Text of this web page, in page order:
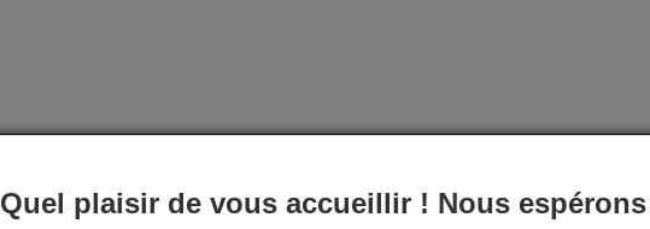
Quel plaisir de vous accueillir ! Nous espérons